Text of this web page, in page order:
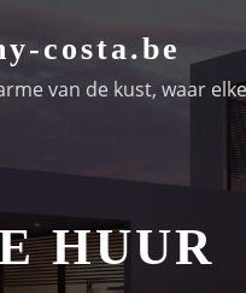
costa.be
van de kust, waar
HUUR